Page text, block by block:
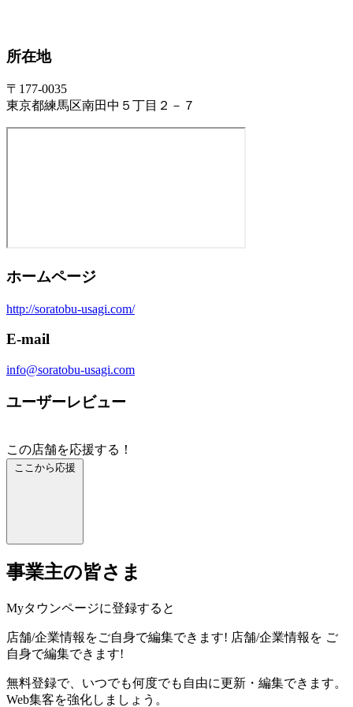
所在地
〒177-0035
東京都練馬区南田中５丁目２－７
ホームページ
http://soratobu-usagi.com/
E-mail
info@soratobu-usagi.com
ユーザーレビュー
この店舗を応援する！
ここから応援
事業主の皆さま
Myタウンページに登録すると
店舗/企業情報をご自身で編集できます! 店舗/企業情報を ご
自身で編集できます!
無料登録で、いつでも何度でも自由に更新・編集できます。
Web集客を強化しましょう。